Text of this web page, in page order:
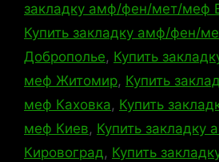
закладку амф/фен/мет/меф
Купить закладку амф/фен/
Доброполье, Купить
меф Житомир, Купить
меф Каховка, Купить
меф Киев, Купить
Кировоград, Купить